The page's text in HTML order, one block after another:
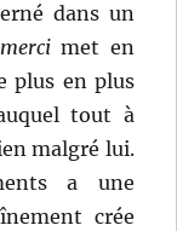
dans un
met en
plus en plus
tout à
malgré lui.
a une
crée